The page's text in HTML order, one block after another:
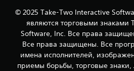
© 2025 Take-Two Interactive
являются торговыми знаками
Software, Inc. Все права
Все права защищены. Все
имена исполнителей,
приемы борьбы, торговые знаки,